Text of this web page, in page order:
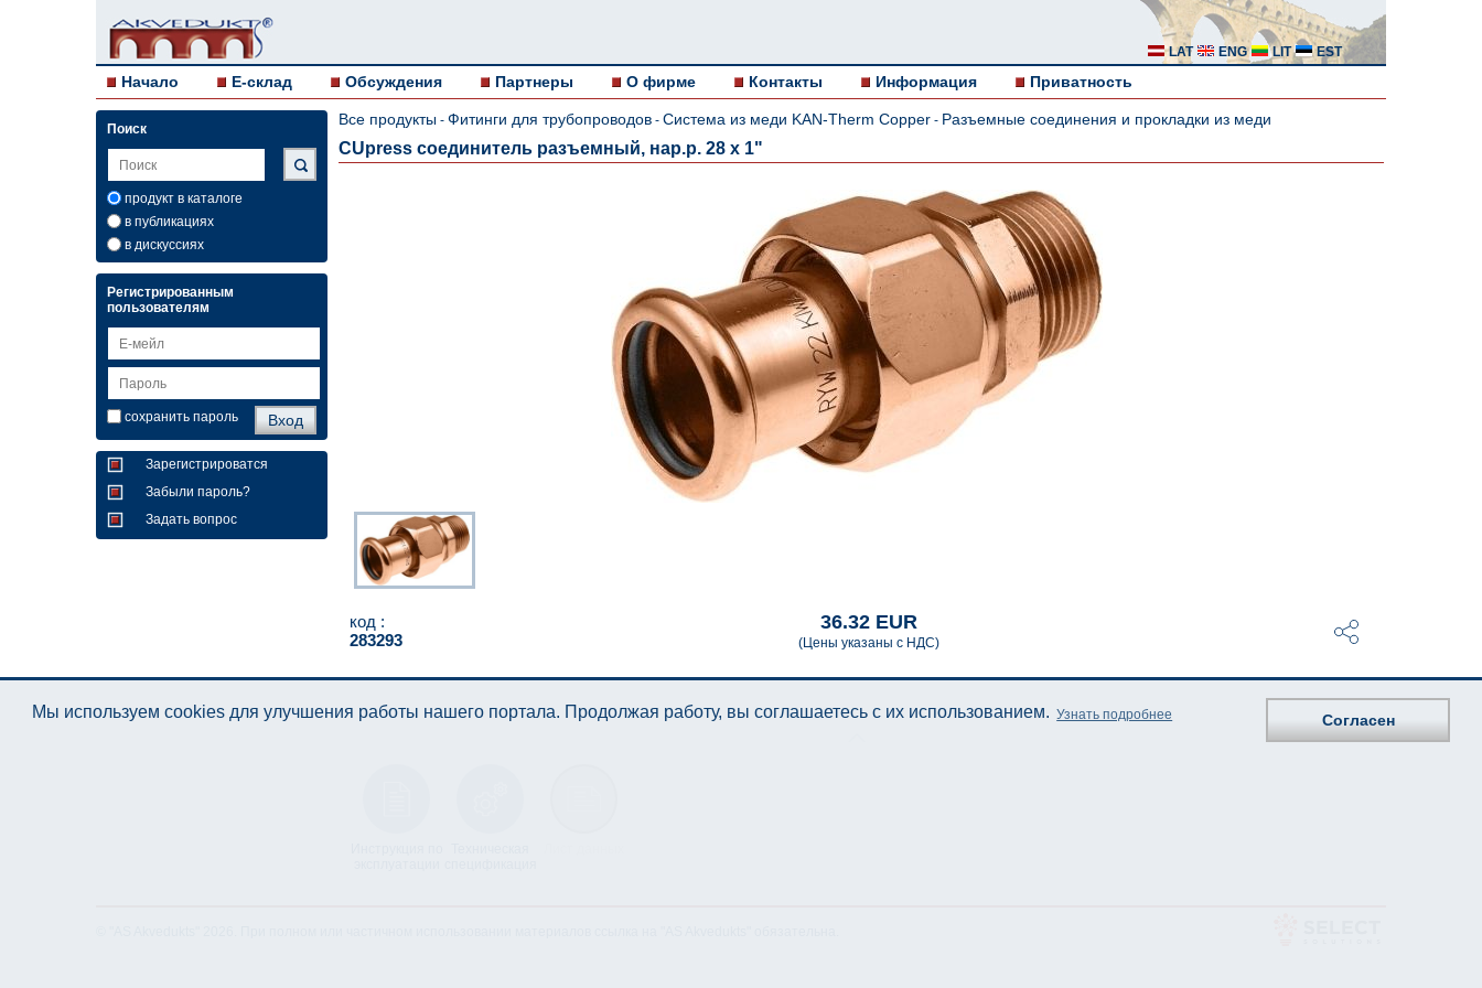
LAT ENG LIT EST
Начало E-склад Обсуждения Партнеры О фирме Контакты Информация Приватность
Поиск
продукт в каталоге
в публикациях
в дискуссиях
Регистрированным
пользователям
сохранить пароль
Зарегистрироватся
Забыли пароль?
Задать вопрос
Все продукты - Фитинги для трубопроводов - Система из меди KAN-Therm Copper - Разъемные соединения и прокладки из меди
CUpress соединитель разъемный, нар.р. 28 x 1"
код :
283293
36.32 EUR
(Цены указаны с НДС)
Мы используем cookies для улучшения работы нашего портала. Продолжая работу, вы соглашаетесь с их использованием. Узнать подробнее Согласен